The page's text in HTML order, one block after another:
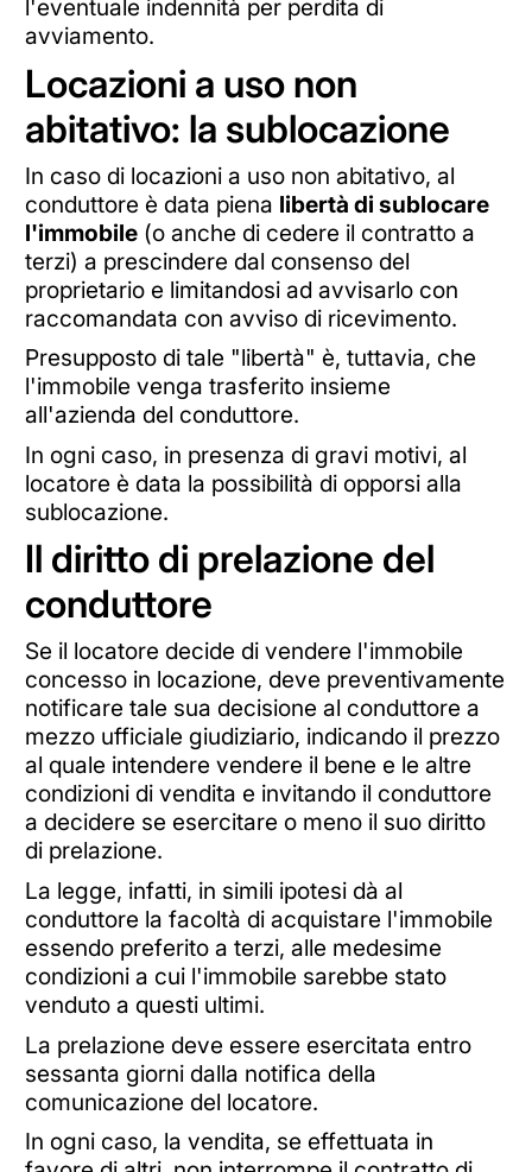
l'eventuale indennità per perdita di
avviamento.
Locazioni a uso non
abitativo: la sublocazione
In caso di locazioni a uso non abitativo, al
conduttore è data piena libertà di sublocare
l'immobile(o anche di cedere il contratto a
terzi) a prescindere dal consenso del
proprietario e limitandosi ad avvisarlo con
raccomandata con avviso di ricevimento.
Presupposto di tale "libertà" è, tuttavia, che
l'immobile venga trasferito insieme
all'azienda del conduttore.
In ogni caso, in presenza di gravi motivi, al
locatore è data la possibilità di opporsi alla
sublocazione.
Il diritto di prelazione del
conduttore
Se il locatore decide di vendere l'immobile
concesso in locazione, deve preventivamente
notificare tale sua decisione al conduttore a
mezzo ufficiale giudiziario, indicando il prezzo
al quale intendere vendere il bene e le altre
condizioni di vendita e invitando il conduttore
a decidere se esercitare o meno il suo diritto
di prelazione.
La legge, infatti, in simili ipotesi dà al
conduttore la facoltà di acquistare l'immobile
essendo preferito a terzi, alle medesime
condizioni a cui l'immobile sarebbe stato
venduto a questi ultimi.
La prelazione deve essere esercitata entro
sessanta giorni dalla notifica della
comunicazione del locatore.
In ogni caso, la vendita, se effettuata in